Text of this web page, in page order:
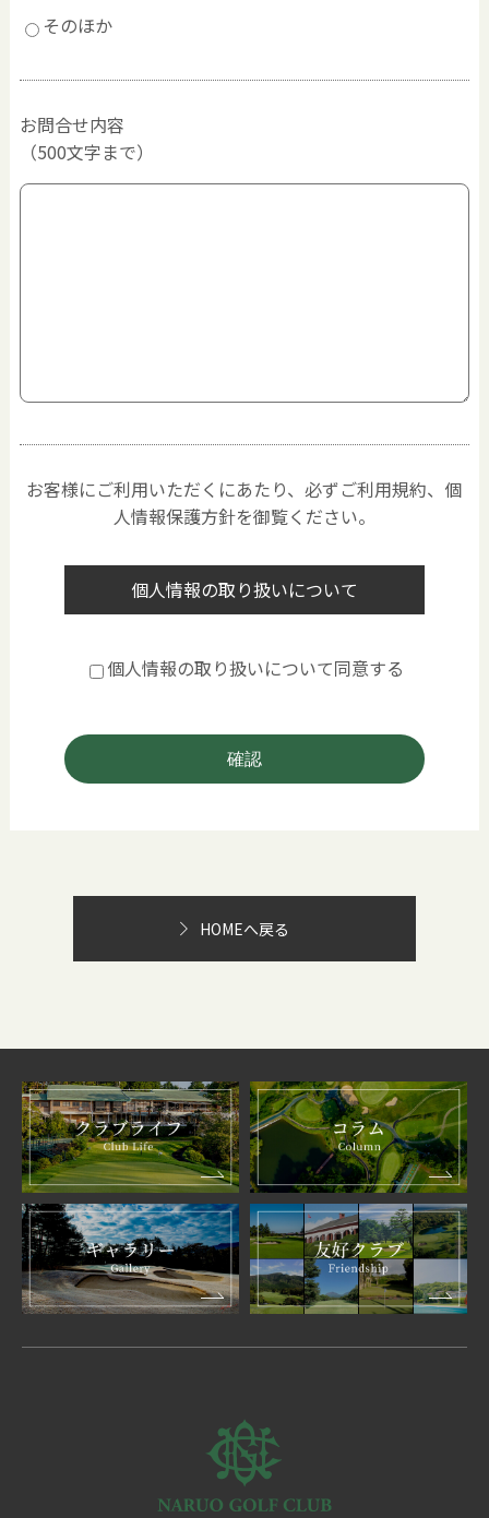
そのほか
お問合せ内容
（500文字まで）
お客様にご利用いただくにあたり、必ずご利用規約、個
人情報保護方針を御覧ください。
個人情報の取り扱いについて
個人情報の取り扱いについて同意する
確認
HOMEへ戻る